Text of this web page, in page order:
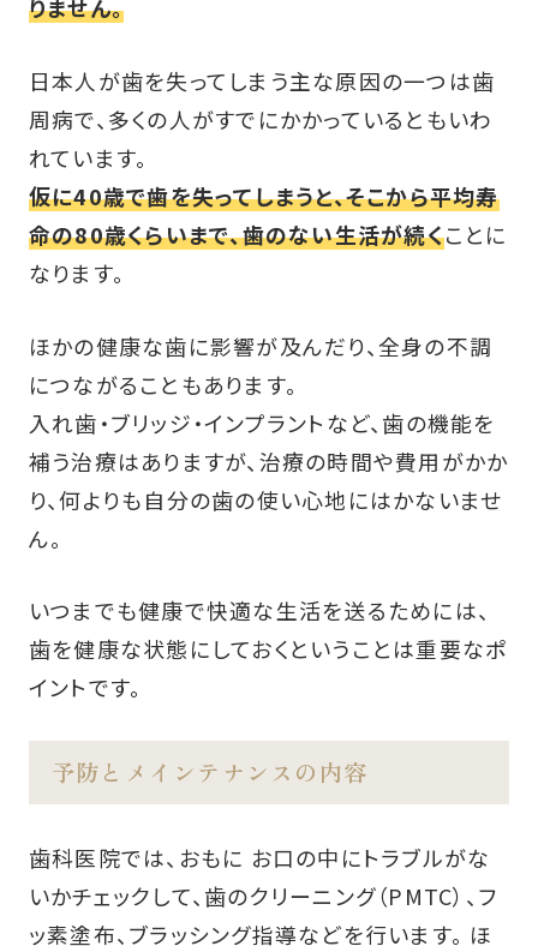
りません。
日本人が歯を失ってしまう主な原因の一つは歯
周病で、多くの人がすでにかかっているともいわ
れています。
仮に40歳で歯を失ってしまうと、そこから平均寿
命の80歳くらいまで、歯のない生活が続くことに
なります。
ほかの健康な歯に影響が及んだり、全身の不調
につながることもあります。
入れ歯・ブリッジ・インプラントなど、歯の機能を
補う治療はありますが、治療の時間や費用がかか
り、何よりも自分の歯の使い心地にはかないませ
ん。
いつまでも健康で快適な生活を送るためには、
歯を健康な状態にしておくということは重要なポ
イントです。
予防とメインテナンスの内容
歯科医院では、おもに お口の中にトラブルがな
いかチェックして、歯のクリーニング（PMTC）、フ
ッ素塗布、ブラッシング指導などを行います。 ほ